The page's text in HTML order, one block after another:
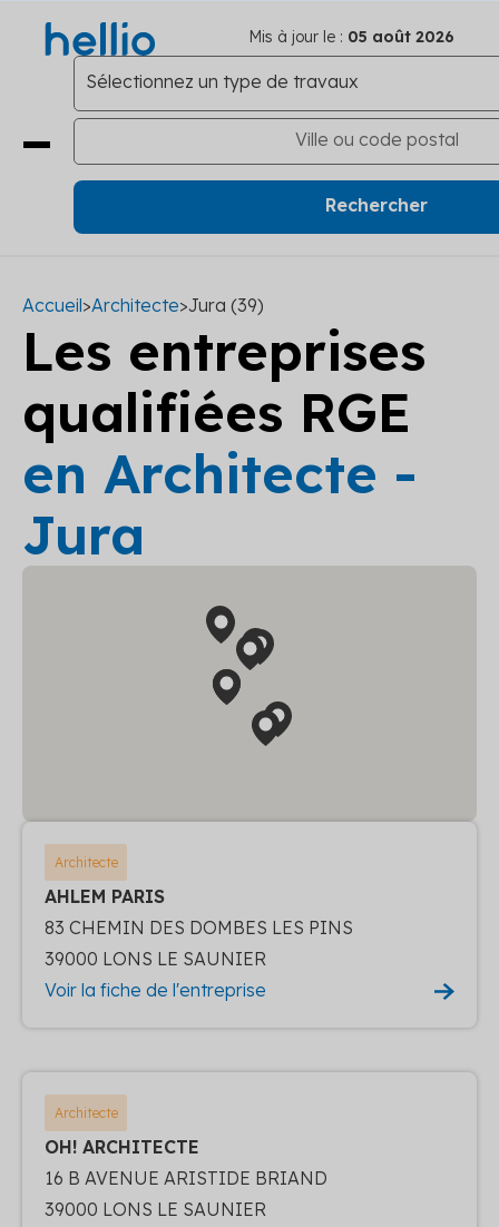
Mis à jour le : 05 août 2026
Accueil>Architecte>Jura (39)
Les entreprises
qualifiées RGE
en Architecte -
Jura
Architecte
AHLEM PARIS
83 CHEMIN DES DOMBES LES PINS
39000 LONS LE SAUNIER
Voir la fiche de l'entreprise
Architecte
OH! ARCHITECTE
16 B AVENUE ARISTIDE BRIAND
39000 LONS LE SAUNIER